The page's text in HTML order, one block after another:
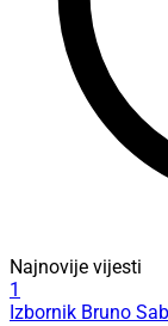
Najnovije vijesti
1
Izbornik Bruno